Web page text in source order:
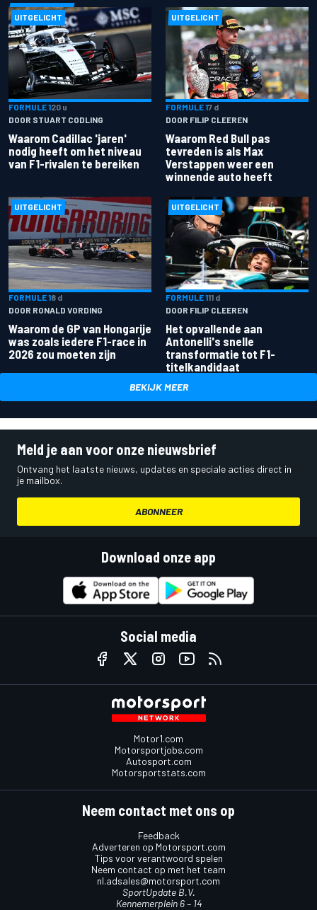
UITGELICHT
FORMULE 120 u
DOOR STUART CODLING
Waarom Cadillac 'jaren'
nodig heeft om het niveau
van F1-rivalen te bereiken
UITGELICHT
FORMULE 17 d
DOOR FILIP CLEEREN
Waarom Red Bull pas
tevreden is als Max
Verstappen weer een
winnende auto heeft
UITGELICHT
FORMULE 18 d
DOOR RONALD VORDING
Waarom de GP van Hongarije
was zoals iedere F1-race in
2026 zou moeten zijn
UITGELICHT
FORMULE 111 d
DOOR FILIP CLEEREN
Het opvallende aan
Antonelli's snelle
transformatie tot F1-
titelkandidaat
BEKIJK MEER
Meld je aan voor onze nieuwsbrief
Ontvang het laatste nieuws, updates en speciale acties direct in
je mailbox.
ABONNEER
Download onze app
Social media
Motor1.com
Motorsportjobs.com
Autosport.com
Motorsportstats.com
Neem contact met ons op
Feedback
Adverteren op Motorsport.com
Tips voor verantwoord spelen
Neem contact op met het team
nl.adsales@motorsport.com
SportUpdate B.V.
Kennemerplein 6 – 14